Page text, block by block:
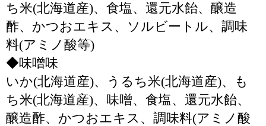
ち米(北海道産)、食塩、還元水飴、醸造
酢、かつおエキス、ソルビートル、調味
料(アミノ酸等)
◆味噌味
いか(北海道産)、うるち米(北海道産)、も
ち米(北海道産)、味噌、食塩、還元水飴、
醸造酢、かつおエキス、調味料(アミノ酸